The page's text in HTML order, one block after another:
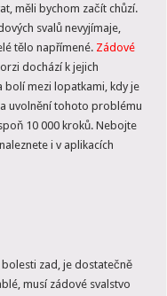
měli bychom začít chůzí.
svalů nevyjímaje,
tělo napřímené. Zádové
dochází k jejich
bolí mezi lopatkami, kdy je
uvolnění tohoto problému
10 000 kroků. Nebojte
i v aplikacích
zad, je dostatečně
musí zádové svalstvo